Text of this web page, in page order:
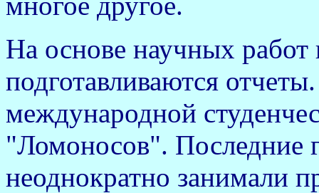
На основе научных
подготавливаются
международной
"Ломоносов". Последние
неоднократно занимали